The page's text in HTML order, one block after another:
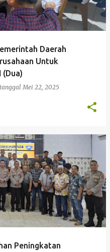
Daerah
Untuk
(Dua)
Mei 22, 2025
Peningkatan